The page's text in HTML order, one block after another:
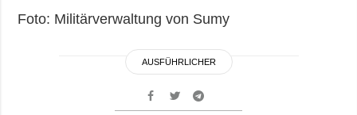
Foto: Militärverwaltung von Sumy
AUSFÜHRLICHER